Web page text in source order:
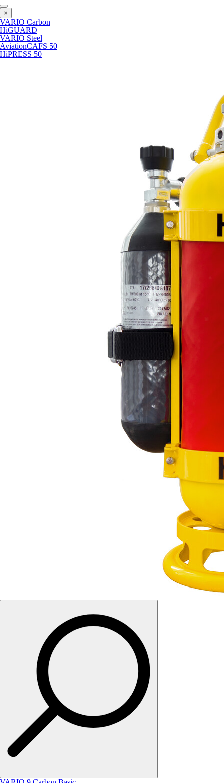
×
VARIO Carbon
HiGUARD
VARIO Steel
AviationCAFS 50
HiPRESS 50